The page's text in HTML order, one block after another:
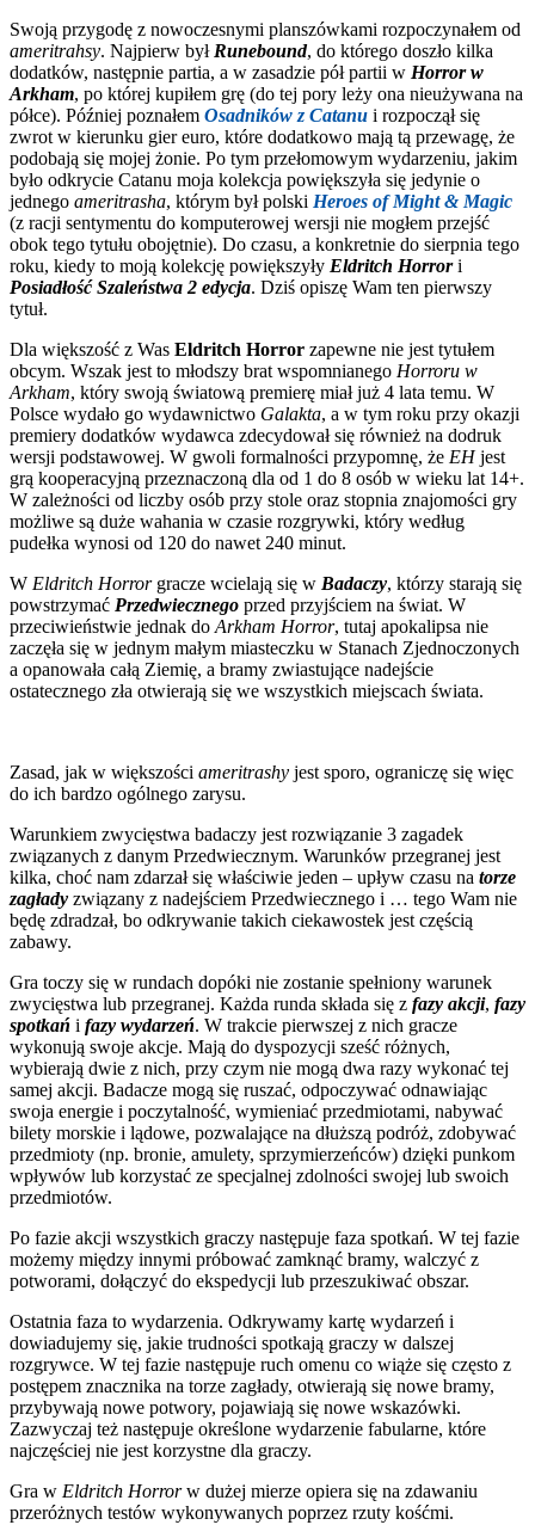
Swoją przygodę z nowoczesnymi planszówkami rozpoczynałem od
ameritrahsy. Najpierw był Runebound, do którego doszło kilka
dodatków, następnie partia, a w zasadzie pół partii w Horror w
Arkham, po której kupiłem grę (do tej pory leży ona nieużywana na
półce). Później poznałem Osadników z Catanu i rozpoczął się
zwrot w kierunku gier euro, które dodatkowo mają tą przewagę, że
podobają się mojej żonie. Po tym przełomowym wydarzeniu, jakim
było odkrycie Catanu moja kolekcja powiększyła się jedynie o
jednego ameritrasha, którym był polski Heroes of Might & Magic
(z racji sentymentu do komputerowej wersji nie mogłem przejść
obok tego tytułu obojętnie). Do czasu, a konkretnie do sierpnia tego
roku, kiedy to moją kolekcję powiększyły Eldritch Horrori
Posiadłość Szaleństwa 2 edycja. Dziś opiszę Wam ten pierwszy
tytuł.
Dla większość z Was Eldritch Horror zapewne nie jest tytułem
obcym. Wszak jest to młodszy brat wspomnianego Horroru w
Arkham, który swoją światową premierę miał już 4 lata temu. W
Polsce wydało go wydawnictwo Galakta, a w tym roku przy okazji
premiery dodatków wydawca zdecydował się również na dodruk
wersji podstawowej. W gwoli formalności przypomnę, że EHjest
grą kooperacyjną przeznaczoną dla od 1 do 8 osób w wieku lat 14+.
W zależności od liczby osób przy stole oraz stopnia znajomości gry
możliwe są duże wahania w czasie rozgrywki, który według
pudełka wynosi od 120 do nawet 240 minut.
W Eldritch Horrorgracze wcielają się w Badaczy, którzy starają się
powstrzymać Przedwiecznego przed przyjściem na świat. W
przeciwieństwie jednak do Arkham Horror, tutaj apokalipsa nie
zaczęła się w jednym małym miasteczku w Stanach Zjednoczonych
a opanowała całą Ziemię, a bramy zwiastujące nadejście
ostatecznego zła otwierają się we wszystkich miejscach świata.
Zasad, jak w większości ameritrashy jest sporo, ograniczę się więc
do ich bardzo ogólnego zarysu.
Warunkiem zwycięstwa badaczy jest rozwiązanie 3 zagadek
związanych z danym Przedwiecznym. Warunków przegranej jest
kilka, choć nam zdarzał się właściwie jeden – upływ czasu na torze
zagłady związany z nadejściem Przedwiecznego i … tego Wam nie
będę zdradzał, bo odkrywanie takich ciekawostek jest częścią
zabawy.
Gra toczy się w rundach dopóki nie zostanie spełniony warunek
zwycięstwa lub przegranej. Każda runda składa się z fazy akcji, fazy
spotkań i fazy wydarzeń. W trakcie pierwszej z nich gracze
wykonują swoje akcje. Mają do dyspozycji sześć różnych,
wybierają dwie z nich, przy czym nie mogą dwa razy wykonać tej
samej akcji. Badacze mogą się ruszać, odpoczywać odnawiając
swoja energie i poczytalność, wymieniać przedmiotami, nabywać
bilety morskie i lądowe, pozwalające na dłuższą podróż, zdobywać
przedmioty (np. bronie, amulety, sprzymierzeńców) dzięki punkom
wpływów lub korzystać ze specjalnej zdolności swojej lub swoich
przedmiotów.
Po fazie akcji wszystkich graczy następuje faza spotkań. W tej fazie
możemy między innymi próbować zamknąć bramy, walczyć z
potworami, dołączyć do ekspedycji lub przeszukiwać obszar.
Ostatnia faza to wydarzenia. Odkrywamy kartę wydarzeń i
dowiadujemy się, jakie trudności spotkają graczy w dalszej
rozgrywce. W tej fazie następuje ruch omenu co wiąże się często z
postępem znacznika na torze zagłady, otwierają się nowe bramy,
przybywają nowe potwory, pojawiają się nowe wskazówki.
Zazwyczaj też następuje określone wydarzenie fabularne, które
najczęściej nie jest korzystne dla graczy.
Gra w Eldritch Horrorw dużej mierze opiera się na zdawaniu
przeróżnych testów wykonywanych poprzez rzuty kośćmi.